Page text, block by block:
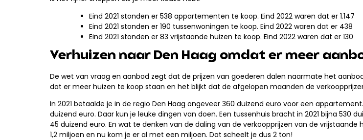
Eind 2021 stonden er 538 appartementen te koop. Eind 2022 waren dat er 1.147
Eind 2021 stonden er 190 tussenwoningen te koop. Eind 2022 waren dat er 438
Eind 2021 stonden er 83 vrijstaande huizen te koop. Eind 2022 waren dat er 130
Verhuizen naar Den Haag omdat er meer
De wet van vraag en aanbod zegt dat de prijzen van goederen dalen naarmate het
dat er meer huizen te koop staan en het blijkt dat de afgelopen maanden de
In 2021 betaalde je in de regio Den Haag ongeveer 360 duizend euro voor een
duizend euro. Daar kun je leuke dingen van doen. Een tussenhuis bracht in 2021 bijna 530
45 duizend euro. En wat te denken van de daling van de verkoopprijzen van de vrijstaande
1,2 miljoen en nu kom je er al met een miljoen. Dat scheelt je dus 2 ton!